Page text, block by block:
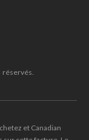
réservés.
et Canadian